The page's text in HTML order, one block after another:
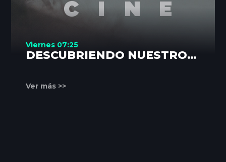
Viernes 07:25
DESCUBRIENDO NUESTROS
Ver más >>